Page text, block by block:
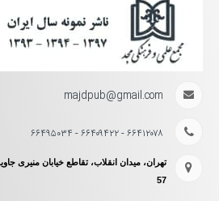
majdpub@gmail.com
۶۶۴۱۲۰۷۸ - ۶۶۴۰۹۴۲۲ - ۶۶۴۹۵۰۳۴
تهران، میدان انقلاب، تقاطع خیابان منیری
57